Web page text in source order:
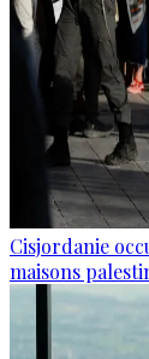
Cisjordanie
maisons